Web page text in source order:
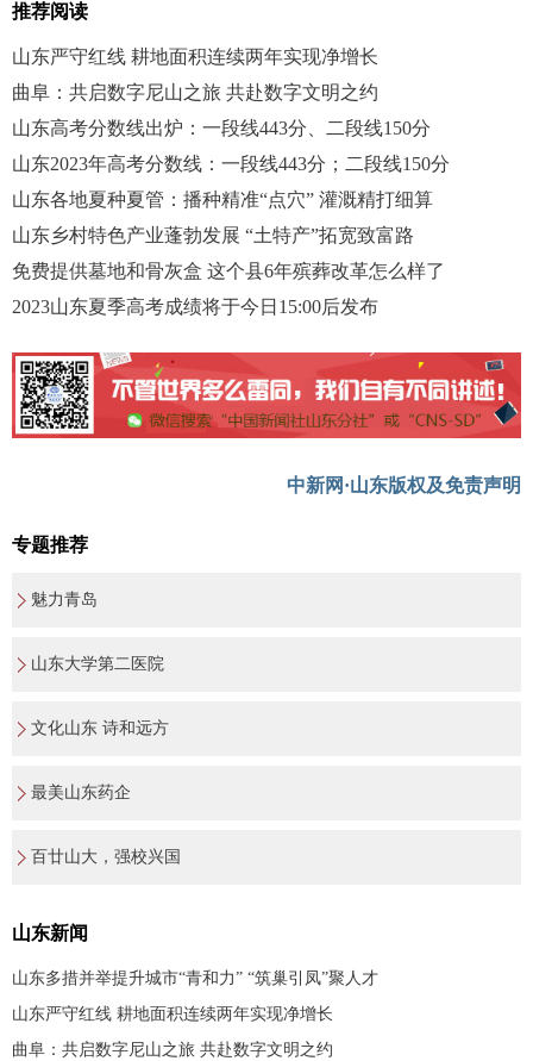
推荐阅读
山东严守红线 耕地面积连续两年实现净增长
曲阜：共启数字尼山之旅 共赴数字文明之约
山东高考分数线出炉：一段线443分、二段线150分
山东2023年高考分数线：一段线443分；二段线150分
山东各地夏种夏管：播种精准“点穴” 灌溉精打细算
山东乡村特色产业蓬勃发展 “土特产”拓宽致富路
免费提供墓地和骨灰盒 这个县6年殡葬改革怎么样了
2023山东夏季高考成绩将于今日15:00后发布
中新网·山东版权及免责声明
专题推荐
魅力青岛
山东大学第二医院
文化山东 诗和远方
最美山东药企
百廿山大，强校兴国
山东新闻
山东多措并举提升城市“青和力” “筑巢引凤”聚人才
山东严守红线 耕地面积连续两年实现净增长
曲阜：共启数字尼山之旅 共赴数字文明之约